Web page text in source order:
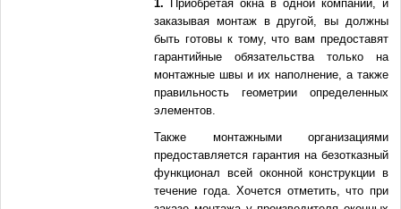
1. Приобретая окна в одной компании, и
заказывая монтаж в другой, вы должны
быть готовы к тому, что вам предоставят
гарантийные обязательства только на
монтажные швы и их наполнение, а также
правильность геометрии определенных
элементов.
Также монтажными организациями
предоставляется гарантия на безотказный
функционал всей оконной конструкции в
течение года. Хочется отметить, что при